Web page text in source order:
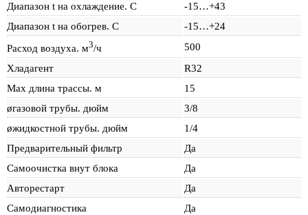
Диапазон t на охлаждение. С
-15…+43
Диапазон t на обогрев. С
-15…+24
Расход воздуха. м3/ч
500
Хладагент
R32
Max длина трассы. м
15
øгазовой трубы. дюйм
3/8
øжидкостной трубы. дюйм
1/4
Предварительный фильтр
Да
Самоочистка внут блока
Да
Авторестарт
Да
Самодиагностика
Да